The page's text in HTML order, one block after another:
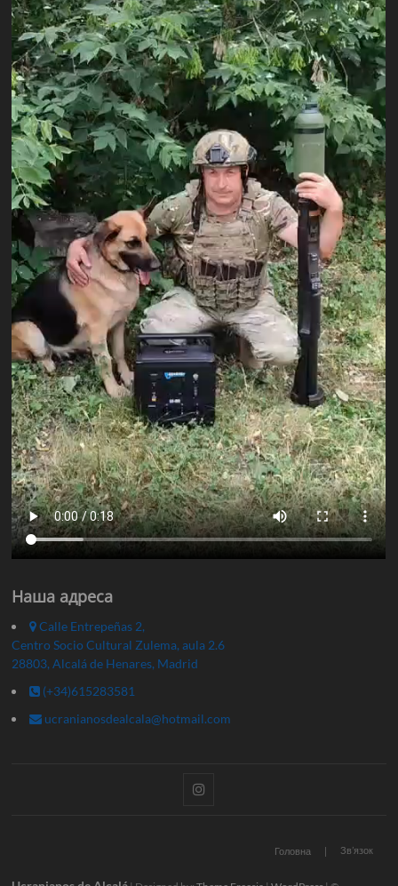
Наша адреса
Calle Entrepeñas 2,
Centro Socio Cultural Zulema, aula 2.6
28803, Alcalá de Henares, Madrid
(+34)615283581
ucranianosdealcala@hotmail.com
Instagram
Головна Зв’язок